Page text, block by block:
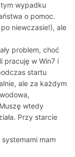
wypadku
o pomoc.
niewczasie!), ale
problem, choć
pracuję w Win7 i
startu
ale za każdym
wtedy
Przy starcie
mam